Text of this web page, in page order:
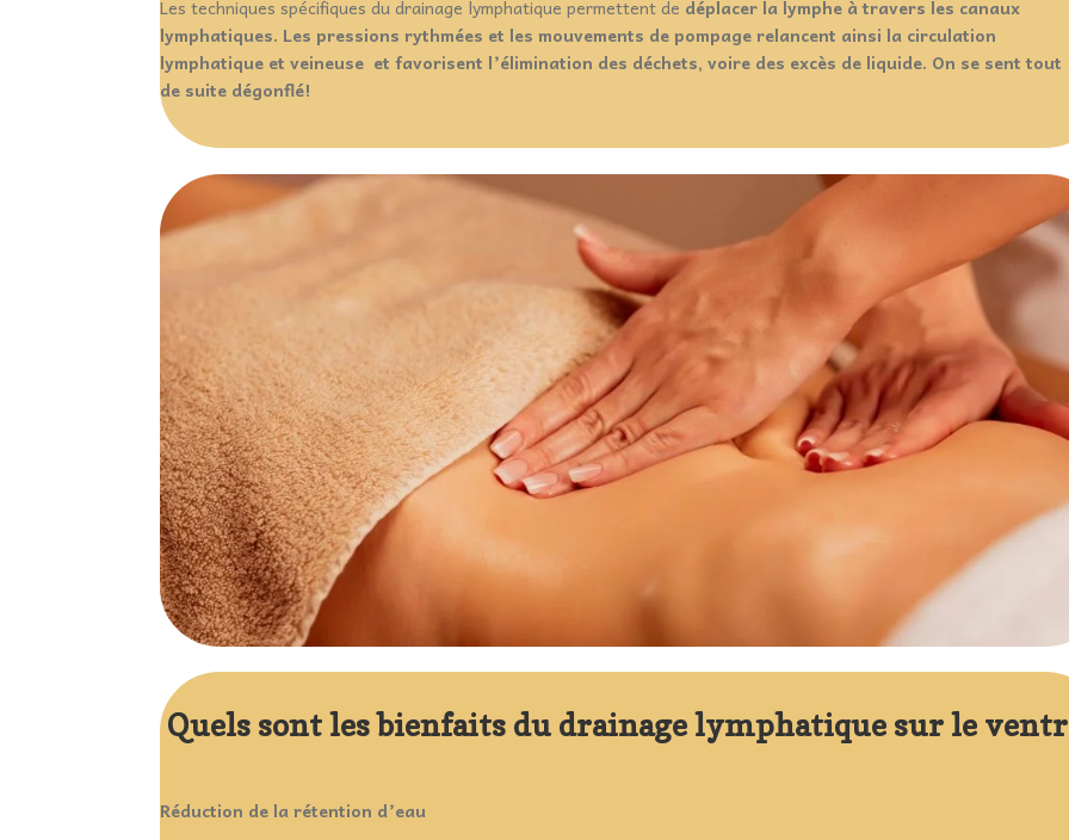
Les techniques spécifiques du drainage lymphatique permettent de déplacer la lymphe à travers les canaux
lymphatiques. Les pressions rythmées et les mouvements de pompage relancent ainsi la circulation
lymphatique et veineuse et favorisent l’élimination des déchets, voire des excès de liquide. On se sent tout
de suite dégonflé!
Quels sont les bienfaits du drainage lymphatique sur le
Réduction de la rétention d’eau